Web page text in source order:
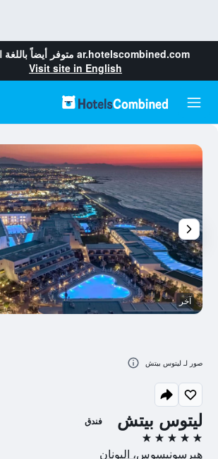
ar.hotelscombined.com متوفر أيضاً باللغة
Visit site in English
ليتوس بيتش فندق
5 نجوم
هيرسونيسوس، اليونان
آخر
صور لـ ليتوس بيتش